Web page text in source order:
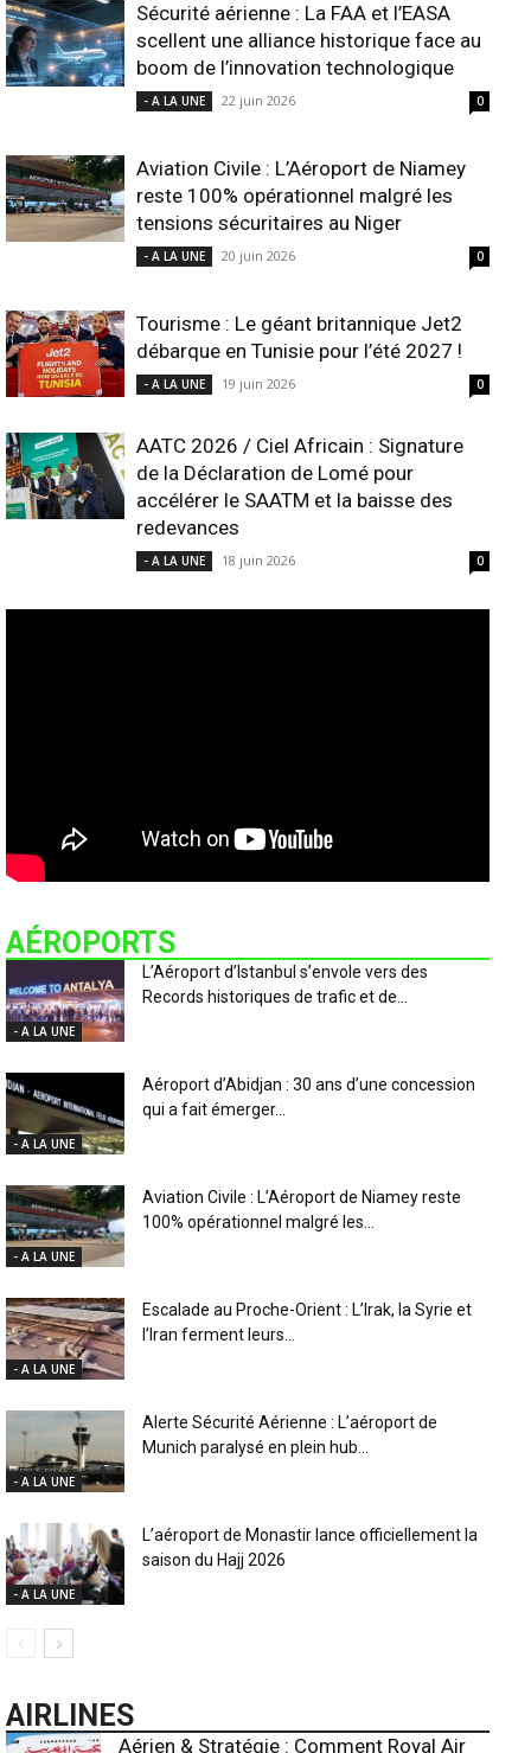
Sécurité aérienne : La FAA et l’EASA
scellent une alliance historique face au
boom de l’innovation technologique
- A LA UNE 22 juin 2026 0
Aviation Civile : L’Aéroport de Niamey
reste 100% opérationnel malgré les
tensions sécuritaires au Niger
- A LA UNE 20 juin 2026 0
Tourisme : Le géant britannique Jet2
débarque en Tunisie pour l’été 2027 !
- A LA UNE 19 juin 2026 0
AATC 2026 / Ciel Africain : Signature
de la Déclaration de Lomé pour
accélérer le SAATM et la baisse des
redevances
- A LA UNE 18 juin 2026 0
AÉROPORTS
- A LA UNE
L’Aéroport d’Istanbul s’envole vers des
Records historiques de trafic et de...
- A LA UNE
Aéroport d’Abidjan : 30 ans d’une concession
qui a fait émerger...
- A LA UNE
Aviation Civile : L’Aéroport de Niamey reste
100% opérationnel malgré les...
- A LA UNE
Escalade au Proche-Orient : L’Irak, la Syrie et
l’Iran ferment leurs...
- A LA UNE
Alerte Sécurité Aérienne : L’aéroport de
Munich paralysé en plein hub...
- A LA UNE
L’aéroport de Monastir lance officiellement la
saison du Hajj 2026
AIRLINES
Aérien & Stratégie : Comment Royal Air